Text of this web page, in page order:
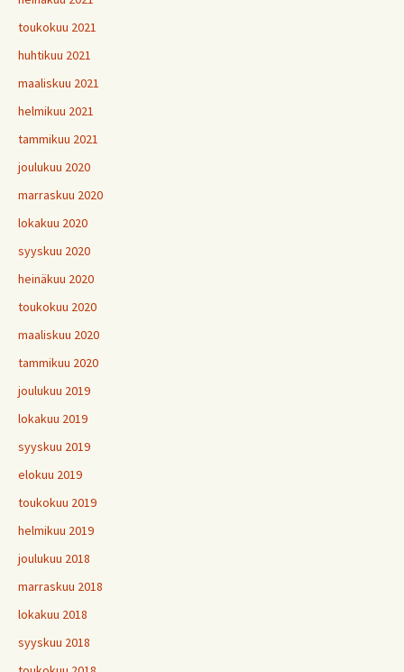
toukokuu 2021
huhtikuu 2021
maaliskuu 2021
helmikuu 2021
tammikuu 2021
joulukuu 2020
marraskuu 2020
lokakuu 2020
syyskuu 2020
heinäkuu 2020
toukokuu 2020
maaliskuu 2020
tammikuu 2020
joulukuu 2019
lokakuu 2019
syyskuu 2019
elokuu 2019
toukokuu 2019
helmikuu 2019
joulukuu 2018
marraskuu 2018
lokakuu 2018
syyskuu 2018